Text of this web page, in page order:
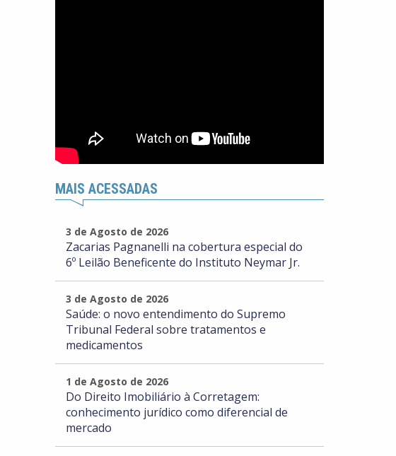
MAIS ACESSADAS
3 de Agosto de 2026
Zacarias Pagnanelli na cobertura especial do
6º Leilão Beneficente do Instituto Neymar Jr.
3 de Agosto de 2026
Saúde: o novo entendimento do Supremo
Tribunal Federal sobre tratamentos e
medicamentos
1 de Agosto de 2026
Do Direito Imobiliário à Corretagem:
conhecimento jurídico como diferencial de
mercado